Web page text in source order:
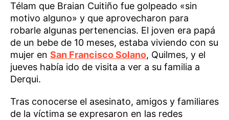
Télam que Braian Cuitiño fue golpeado «sin
motivo alguno» y que aprovecharon para
robarle algunas pertenencias. El joven era papá
de un bebe de 10 meses, estaba viviendo con su
mujer en San Francisco Solano, Quilmes, y el
jueves había ido de visita a ver a su familia a
Derqui.
Tras conocerse el asesinato, amigos y familiares
de la víctima se expresaron en las redes